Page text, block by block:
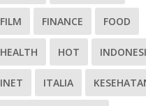
FILM FINANCE FOOD
HEALTH HOT
INET ITALIA